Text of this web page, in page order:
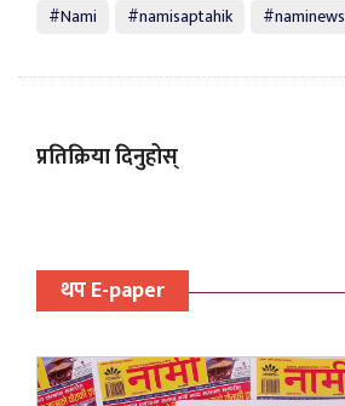
#Nami #namisaptahik #naminews
प्रतिक्रिया दिनुहोस्
थप E-paper